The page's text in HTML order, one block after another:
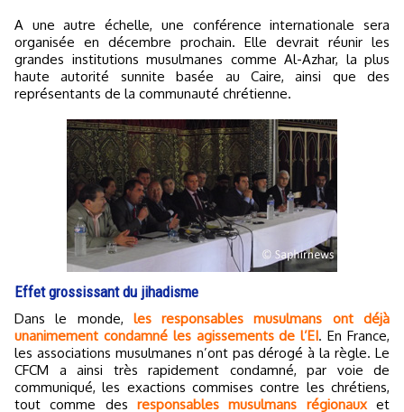
A une autre échelle, une conférence internationale sera
organisée en décembre prochain. Elle devrait réunir les
grandes institutions musulmanes comme Al-Azhar, la plus
haute autorité sunnite basée au Caire, ainsi que des
représentants de la communauté chrétienne.
Effet grossissant du jihadisme
Dans le monde, les responsables musulmans ont déjà
unanimement condamné les agissements de l’EI. En France,
les associations musulmanes n’ont pas dérogé à la règle. Le
CFCM a ainsi très rapidement condamné, par voie de
communiqué, les exactions commises contre les chrétiens,
tout comme des responsables musulmans régionauxet